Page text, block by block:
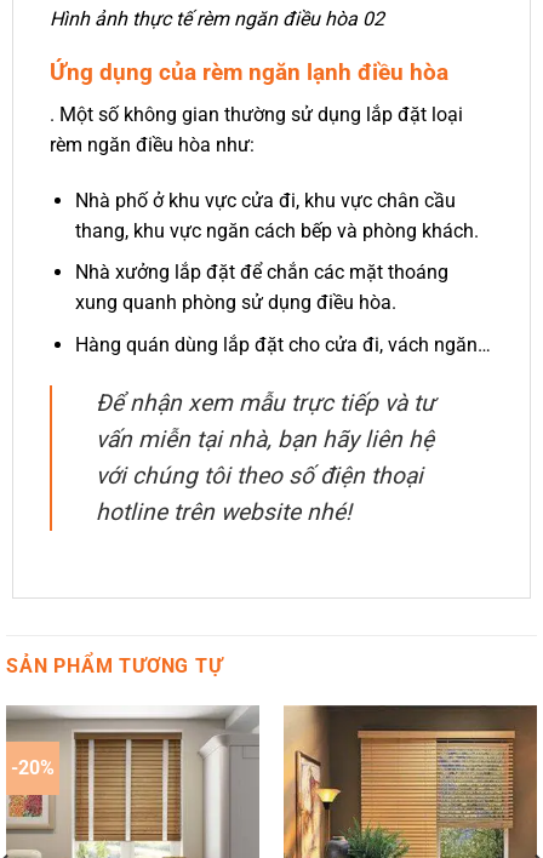
Hình ảnh thực tế rèm ngăn điều hòa 02
Ứng dụng của rèm ngăn lạnh điều hòa
. Một số không gian thường sử dụng lắp đặt loại
rèm ngăn điều hòa như:
Nhà phố ở khu vực cửa đi, khu vực chân cầu
thang, khu vực ngăn cách bếp và phòng khách.
Nhà xưởng lắp đặt để chắn các mặt thoáng
xung quanh phòng sử dụng điều hòa.
Hàng quán dùng lắp đặt cho cửa đi, vách ngăn…
Để nhận xem mẫu trực tiếp và tư
vấn miễn tại nhà, bạn hãy liên hệ
với chúng tôi theo số điện thoại
hotline trên website nhé!
SẢN PHẨM TƯƠNG TỰ
-20%